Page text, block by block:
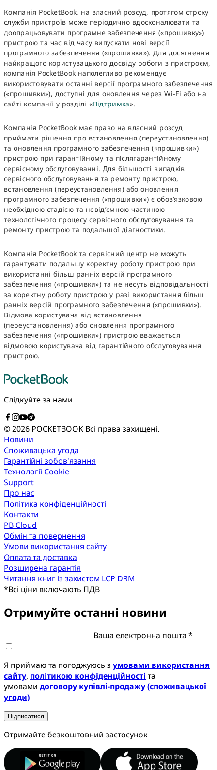
Компанія PocketBook, на власний розсуд, протягом строку
служби пристроїв може періодично вдосконалювати та
доопрацьовувати програмне забезпечення («прошивку»)
пристрою та час від часу випускати нові версії
програмного забезпечення («прошивки»). Для досягнення
найкращого користувацького досвіду роботи з пристроєм,
компанія PocketBook наполегливо рекомендує
використовувати останні версії програмного забезпечення
(«прошивки»), доступні для оновлення через Wi-Fi або на
сайті компанії у розділі «Підтримка».
Компанія PocketBook має право на власний розсуд
приймати рішення про встановлення (переустановлення)
та оновлення програмного забезпечення («прошивки»)
пристрою при гарантійному та післягарантійному
сервісному обслуговуванні. Для більшості випадків
сервісного обслуговування та ремонту пристрою,
встановлення (переустановлення) або оновлення
програмного забезпечення («прошивки») є обов’язковою
необхідною стадією та невід’ємною частиною
технологічного процесу сервісного обслуговування та
ремонту пристрою та подальшої діагностики.
Компанія PocketBook та сервісний центр не можуть
гарантувати подальшу коректну роботу пристрою при
використанні більш ранніх версій програмного
забезпечення («прошивки») та не несуть відповідальності
за коректну роботу пристрою у разі використання більш
ранніх версій програмного забезпечення («прошивки»).
Відмова користувача від встановлення
(переустановлення) або оновлення програмного
забезпечення («прошивки») пристрою вважається
відмовою користувача від гарантійного обслуговування
пристрою.
Слідкуйте за нами
© 2026 POCKETBOOK Всі права захищені.
Новини
Споживацька угода
Гарантійні зобов'язання
Технології Cookie
Support
Про нас
Політика конфіденційності
Контакти
PB Cloud
Обмін та повернення
Умови використання сайту
Оплата та доставка
Розширена гарантія
Читання книг із захистом LCP DRM
*Всі ціни включають ПДВ
Отримуйте останні новини
Ваша електронна пошта *
Я приймаю та погоджуюсь з умовами використання
сайту, політикою конфіденційності та
умовами договору купівлі-продажу (споживацької
угоди)
Підписатися
Отримайте безкоштовний застосунок